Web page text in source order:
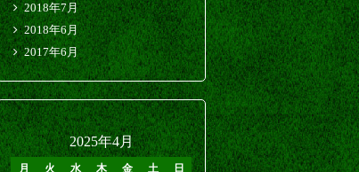
2018年7月
2018年6月
2017年6月
2025年4月
月 火 水 木 金 土 日